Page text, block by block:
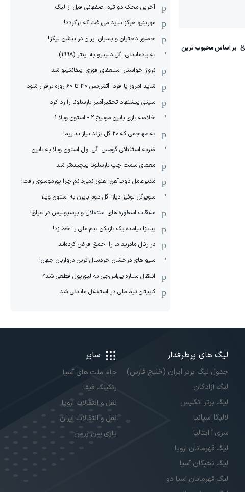
آخرین محک دو تیم اصفهانی قبل از لیگ
مورینیو هرگز نباید می‌رفت که برگردد!
حضور دختران و پسران ایران در نیشن لیگز!
به یادماندنی، گل دلپیرو به اینتر (1998)
نروژ خواستار استعفای فوری اینفانتینو شد
شاید امروز یا فردا آتش‌بس ۳۰ تا ۶۰ روزه برقرار شود
سیتی پیشنهاد تحقیرآمیز بارسلونا را رد کرد
خلاصه بازی بایرن مونیخ 2 - استون ویلا 1
به مهاجمی که 20 گل بزند نیاز نداریم!
ضربه استثنائی گومس؛ گل اول استون ویلا به بایرن
معمای سمت چپ بارسلونا پیچیده‌تر شد
مدیرعامل ذوب‌آهن: هنوز نمی‌دانم چرا پورموسوی رفت!
سوپرگل لوئیز دیاز؛ گل دوم بایرن به استون ویلا
ملاقات اسطوره های استقلال و پرسپولیس در عراق!
پیاتزا نیامده یک بازیکن تیم ملی را خط زد!
در رئال مادرید ما را احمق فرض کرده‌اند
سیو های درخشان خردسال ترین دروازبان جهان!
انتقال ستاره پی‌اس‌جی به لیورپول قطعی شد؟
کاپیتان تیم ملی در استقلال ماندنی شد
لیگ های پرطرفدار
جدول لیگ برتر ایران (خلیج فارس)
لیگ آزادگان
لیگ برتر انگلیس
لالیگا اسپانیا
سری آ ایتالیا
لیگ قهرمانان اروپا
لیگ نخبگان آسیا
لیگ قهرمانان آسیا دو
سایر
جام ملت های آسیا
رنکینگ فیفا
نقل و انتقالات اروپا
نقل و انتقالات ایران
پاری سن ژرمن